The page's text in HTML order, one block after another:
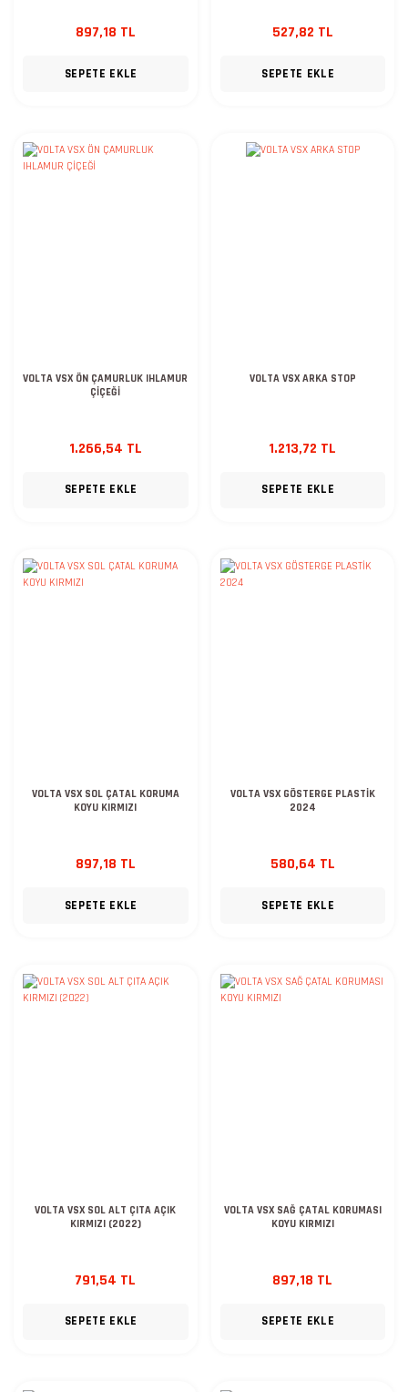
897,18 TL
SEPETE EKLE
527,82 TL
SEPETE EKLE
VOLTA VSX ÖN ÇAMURLUK IHLAMUR
ÇİÇEĞİ
1.266,54 TL
SEPETE EKLE
VOLTA VSX ARKA STOP
1.213,72 TL
SEPETE EKLE
VOLTA VSX SOL ÇATAL KORUMA
KOYU KIRMIZI
897,18 TL
SEPETE EKLE
VOLTA VSX GÖSTERGE PLASTİK
2024
580,64 TL
SEPETE EKLE
VOLTA VSX SOL ALT ÇITA AÇIK
KIRMIZI (2022)
791,54 TL
SEPETE EKLE
VOLTA VSX SAĞ ÇATAL KORUMASI
KOYU KIRMIZI
897,18 TL
SEPETE EKLE